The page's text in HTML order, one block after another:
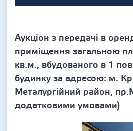
Аукціон з передачі в
приміщення загальною
кв.м., вбудованого в 1
будинку за адресою: м.
Металургійний район,
додатковими умовами)